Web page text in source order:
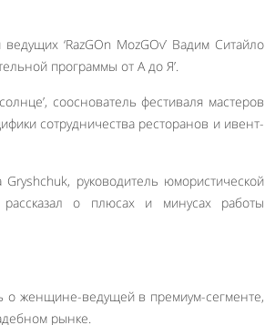
‘RazGOn MozGOv’ Вадим Ситайло
программы от А до Я’.
сооснователь фестиваля мастеров
сотрудничества ресторанов и ивент-
руководитель юмористической
о плюсах и минусах работы
о женщине-ведущей в премиум-сегменте,
рынке.
Like It